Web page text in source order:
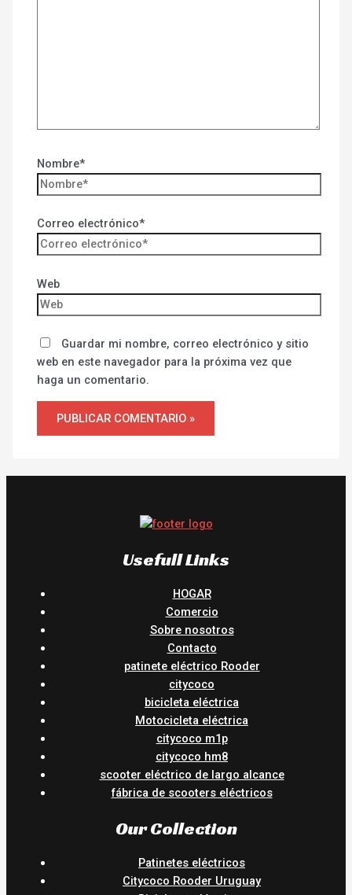
Nombre*
Correo electrónico*
Web
Guardar mi nombre, correo electrónico y sitio
web en este navegador para la próxima vez que
haga un comentario.
Usefull Links
HOGAR
Comercio
Sobre nosotros
Contacto
patinete eléctrico Rooder
citycoco
bicicleta eléctrica
Motocicleta eléctrica
citycoco m1p
citycoco hm8
scooter eléctrico de largo alcance
fábrica de scooters eléctricos
Our Collection
Patinetes eléctricos
Citycoco Rooder Uruguay